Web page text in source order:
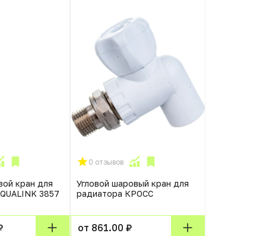
кран для
3857
0 отзывов
Угловой шаровый кран для
радиатора КРОСС
от 861.00 ₽